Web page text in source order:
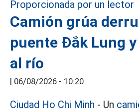
Camión grúa
puente Đắk Lung
al río
| 06/08/2026 - 10:20
Ciudad Ho Chi Minh - Un